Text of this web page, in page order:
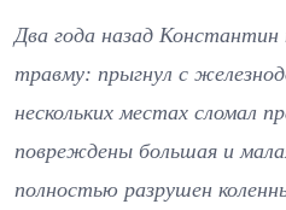
Два года назад Константин
травму: прыгнул с
нескольких местах сломал
повреждены большая и
полностью разрушен